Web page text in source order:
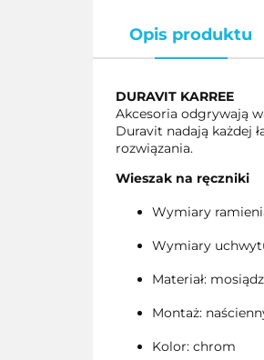
Opis produktu
DURAVIT KARREE
Akcesoria odgrywają
Duravit nadają każdej
rozwiązania.
Wieszak na ręczniki
Wymiary
Wymiary
Materiał: mosiądz
Montaż:
Kolor: chrom